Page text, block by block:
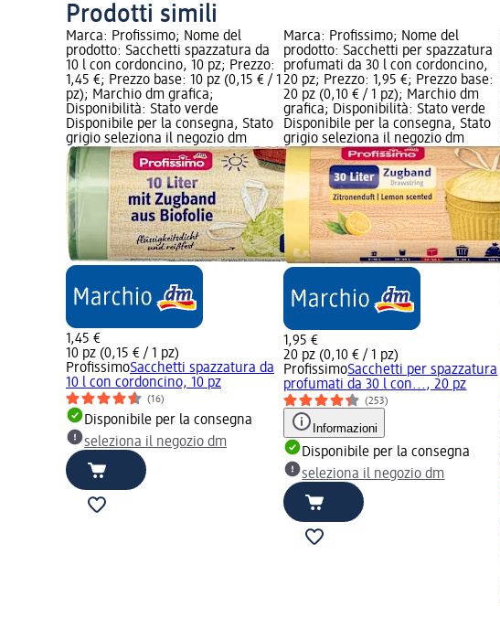
Prodotti simili
Marca: Profissimo; Nome del
prodotto: Sacchetti spazzatura da
10 l con cordoncino, 10 pz; Prezzo:
1,45 €; Prezzo base: 10 pz (0,15 € / 1
pz); Marchio dm grafica;
Disponibilità: Stato verde
Disponibile per la consegna, Stato
grigio seleziona il negozio dm
1,45 €
10 pz (0,15 € / 1 pz)
ProfissimoSacchetti spazzatura da
10 l con cordoncino, 10 pz
(16)
Disponibile per la consegna
seleziona il negozio dm
Marca: Profissimo; Nome del
prodotto: Sacchetti per spazzatura
profumati da 30 l con cordoncino,
20 pz; Prezzo: 1,95 €; Prezzo base:
20 pz (0,10 € / 1 pz); Marchio dm
grafica; Disponibilità: Stato verde
Disponibile per la consegna, Stato
grigio seleziona il negozio dm
1,95 €
20 pz (0,10 € / 1 pz)
ProfissimoSacchetti per spazzatura
profumati da 30 l con..., 20 pz
(253)
Informazioni
Disponibile per la consegna
seleziona il negozio dm